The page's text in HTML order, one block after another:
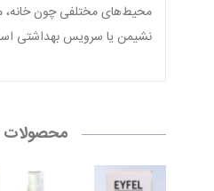
محیط‌های مختلفی چون خانه،
نشیمن یا سرویس بهداشتی
محصولات